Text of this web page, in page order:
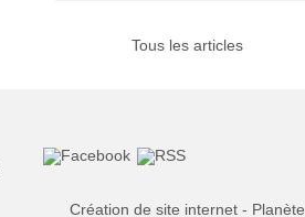
Tous les articles
Création de site internet - Planète